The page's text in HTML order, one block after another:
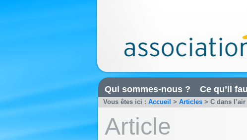
Qui sommes-nous ? Ce qu’il
Vous êtes ici : Accueil > Articles > C dans l’air
Article